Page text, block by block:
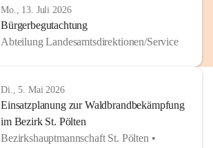
Mo., 13. Juli 2026
Bürgerbegutachtung
Abteilung Landesamtsdirektionen/Service
Di., 5. Mai 2026
Einsatzplanung zur Waldbrandbekämpfung
im Bezirk St. Pölten
Bezirkshauptmannschaft St. Pölten •